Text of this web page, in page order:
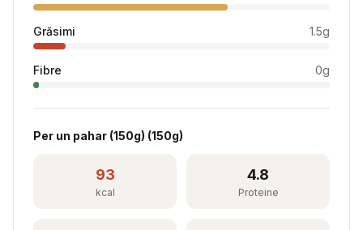
Grăsimi 1.5g
Fibre 0g
Per un pahar (150g) (150g)
93
kcal
4.8
Proteine